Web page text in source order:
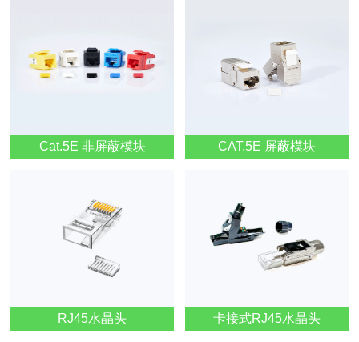
Cat.5E 非屏蔽模块 CAT.5E 屏蔽模块
RJ45水晶头 卡接式RJ45水晶头